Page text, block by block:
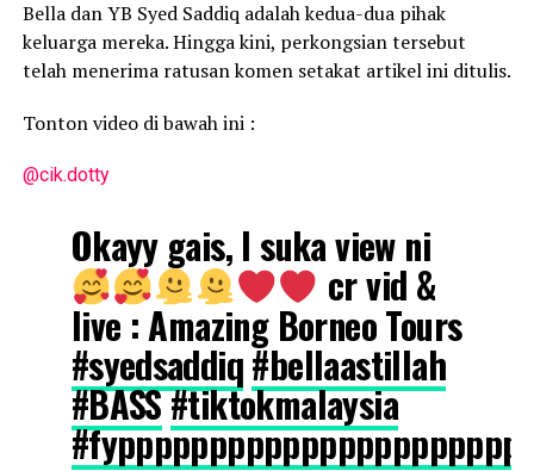
Bella dan YB Syed Saddiq adalah kedua-dua pihak
keluarga mereka. Hingga kini, perkongsian tersebut
telah menerima ratusan komen setakat artikel ini ditulis.
Tonton video di bawah ini :
@cik.dotty
Okayy gais, I suka view ni
cr vid &
live : Amazing Borneo Tours
#syedsaddiq#bellaastillah
#BASS#tiktokmalaysia